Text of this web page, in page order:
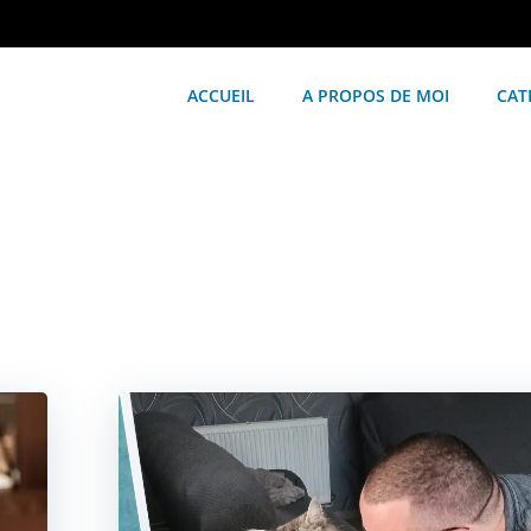
ACCUEIL A PROPOS DE MOI